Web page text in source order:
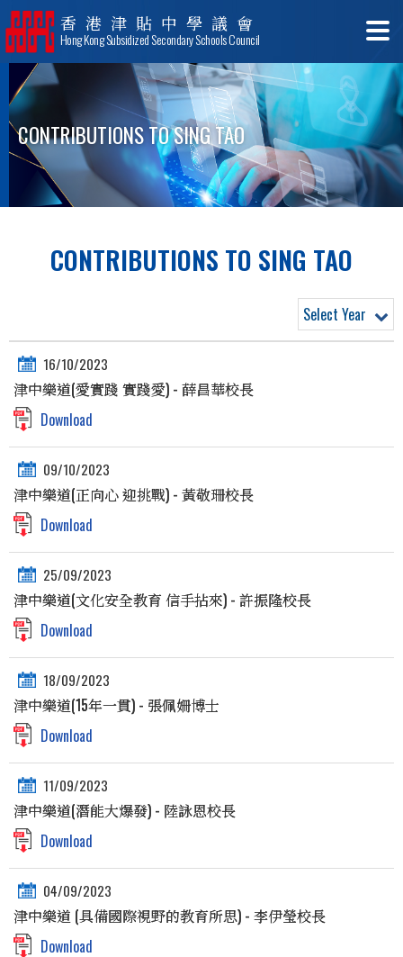
香港津貼中學議會
Hong Kong Subsidized Secondary Schools Council
CONTRIBUTIONS TO SING TAO
CONTRIBUTIONS TO SING TAO
Select Year
16/10/2023
津中樂道(愛實踐 實踐愛) - 薛昌華校長
Download
09/10/2023
津中樂道(正向心 迎挑戰) - 黃敬珊校長
Download
25/09/2023
津中樂道(文化安全教育 信手拈來) - 許振隆校長
Download
18/09/2023
津中樂道(15年一貫) - 張佩姍博士
Download
11/09/2023
津中樂道(潛能大爆發) - 陸詠恩校長
Download
04/09/2023
津中樂道 (具備國際視野的教育所思) - 李伊瑩校長
Download